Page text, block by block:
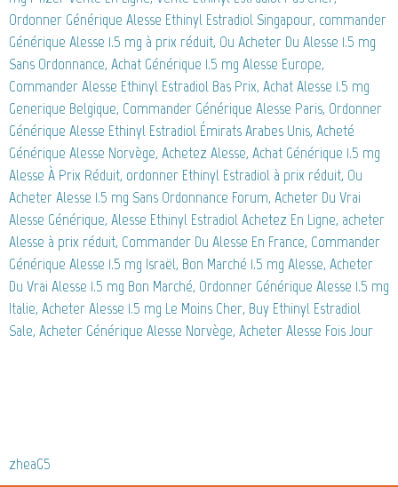
Ordonner Générique Alesse Ethinyl Estradiol Singapour, commander
Générique Alesse 1.5 mg à prix réduit, Ou Acheter Du Alesse 1.5 mg
Sans Ordonnance, Achat Générique 1.5 mg Alesse Europe,
Commander Alesse Ethinyl Estradiol Bas Prix, Achat Alesse 1.5 mg
Generique Belgique, Commander Générique Alesse Paris, Ordonner
Générique Alesse Ethinyl Estradiol Émirats Arabes Unis, Acheté
Générique Alesse Norvège, Achetez Alesse, Achat Générique 1.5 mg
Alesse À Prix Réduit, ordonner Ethinyl Estradiol à prix réduit, Ou
Acheter Alesse 1.5 mg Sans Ordonnance Forum, Acheter Du Vrai
Alesse Générique, Alesse Ethinyl Estradiol Achetez En Ligne, acheter
Alesse à prix réduit, Commander Du Alesse En France, Commander
Générique Alesse 1.5 mg Israël, Bon Marché 1.5 mg Alesse, Acheter
Du Vrai Alesse 1.5 mg Bon Marché, Ordonner Générique Alesse 1.5 mg
Italie, Acheter Alesse 1.5 mg Le Moins Cher, Buy Ethinyl Estradiol
Sale, Acheter Générique Alesse Norvège, Acheter Alesse Fois Jour
zheaG5